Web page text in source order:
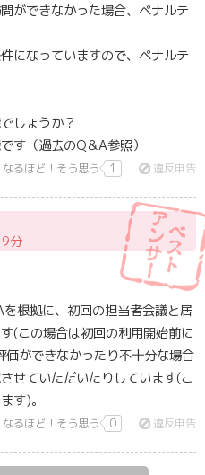
ができなかった場合、ペナルテ
になっていますので、ペナルテ
しょうか？
す（過去のQ＆A参照）
なるほど！そう思う 1 違反申告
分
根拠に、初回の担当者会議と居
(この場合は初回の利用開始前に
ができなかったり不十分な場合
せていただいたりしています(こ
す)。
なるほど！そう思う 0 違反申告